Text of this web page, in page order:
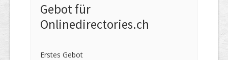
Gebot für
Onlinedirectories.ch
Erstes Gebot